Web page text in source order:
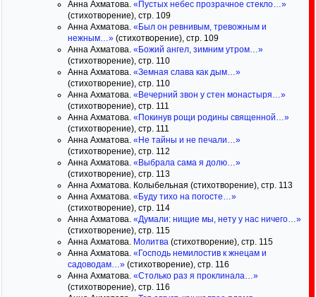
Анна Ахматова. «Пустых небес прозрачное стекло…»
(стихотворение), стр. 109
Анна Ахматова. «Был он ревнивым, тревожным и
нежным…» (стихотворение), стр. 109
Анна Ахматова. «Божий ангел, зимним утром…»
(стихотворение), стр. 110
Анна Ахматова. «Земная слава как дым…»
(стихотворение), стр. 110
Анна Ахматова. «Вечерний звон у стен монастыря…»
(стихотворение), стр. 111
Анна Ахматова. «Покинув рощи родины священной…»
(стихотворение), стр. 111
Анна Ахматова. «Не тайны и не печали…»
(стихотворение), стр. 112
Анна Ахматова. «Выбрала сама я долю…»
(стихотворение), стр. 113
Анна Ахматова. Колыбельная (стихотворение), стр. 113
Анна Ахматова. «Буду тихо на погосте…»
(стихотворение), стр. 114
Анна Ахматова. «Думали: нищие мы, нету у нас ничего…»
(стихотворение), стр. 115
Анна Ахматова. Молитва (стихотворение), стр. 115
Анна Ахматова. «Господь немилостив к жнецам и
садоводам…» (стихотворение), стр. 116
Анна Ахматова. «Столько раз я проклинала…»
(стихотворение), стр. 116